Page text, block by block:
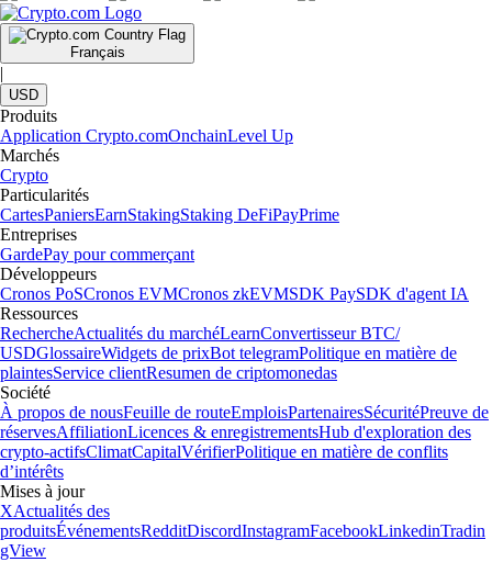
Français
|
USD
Produits
Application Crypto.comOnchainLevel Up
Marchés
Crypto
Particularités
CartesPaniersEarnStakingStaking DeFiPayPrime
Entreprises
GardePay pour commerçant
Développeurs
Cronos PoSCronos EVMCronos zkEVMSDK PaySDK d'agent IA
Ressources
RechercheActualités du marchéLearnConvertisseur BTC/
USDGlossaireWidgets de prixBot telegramPolitique en matière de
plaintesService clientResumen de criptomonedas
Société
À propos de nousFeuille de routeEmploisPartenairesSécuritéPreuve de
réservesAffiliationLicences & enregistrementsHub d'exploration des
crypto-actifsClimatCapitalVérifierPolitique en matière de conflits
d’intérêts
Mises à jour
XActualités des
produitsÉvénementsRedditDiscordInstagramFacebookLinkedinTradin
gView